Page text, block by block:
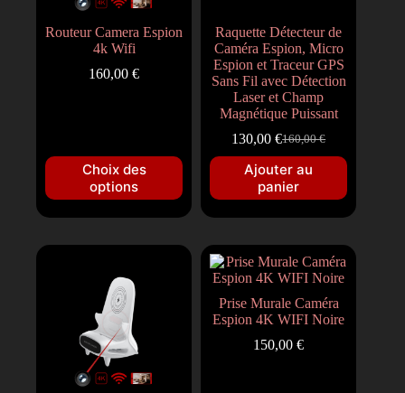
Routeur Camera Espion
4k Wifi
160,00€
Choix des
options
Raquette Détecteur de
Caméra Espion, Micro
Espion et Traceur GPS
Sans Fil avec Détection
Laser et Champ
Magnétique Puissant
160,00€
130,00€
Ajouter au
panier
Prise Murale Caméra
Espion 4K WIFI Noire
150,00€